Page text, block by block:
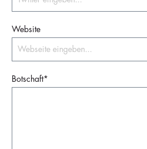
Website
Botschaft*